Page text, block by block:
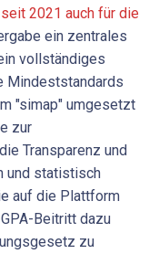
2021 auch für die
ein zentrales
vollständiges
Mindeststandards
"simap" umgesetzt
zur
Transparenz und
und statistisch
auf die Plattform
Beitritt dazu
zu